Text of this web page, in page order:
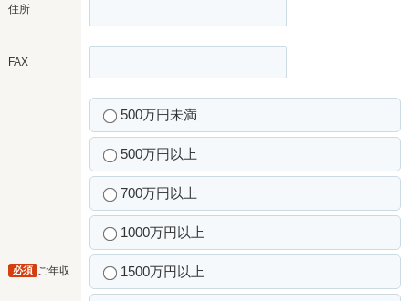
住所
FAX
ご年収
必須
500万円未満
500万円以上
700万円以上
1000万円以上
1500万円以上